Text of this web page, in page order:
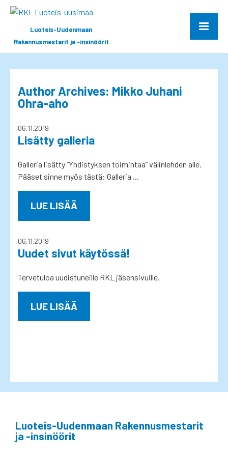
Luoteis-Uudenmaan
Rakennusmestarit ja -insinöörit
Author Archives: Mikko Juhani
Ohra-aho
06.11.2019
Lisätty galleria
Galleria lisätty ”Yhdistyksen toimintaa” välinlehden alle.
Pääset sinne myös tästä: Galleria ...
LUE LISÄÄ
06.11.2019
Uudet sivut käytössä!
Tervetuloa uudistuneille RKL jäsensivuille.
LUE LISÄÄ
Luoteis-Uudenmaan Rakennusmestarit
ja -insinöörit